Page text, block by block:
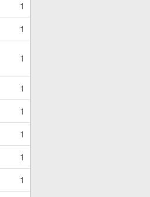
1
1
1
1
1
1
1
1